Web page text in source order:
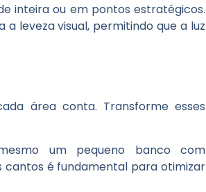
inteira ou em pontos estratégicos.
leveza visual, permitindo que a luz
área conta. Transforme esses
um pequeno banco com
cantos é fundamental para otimizar